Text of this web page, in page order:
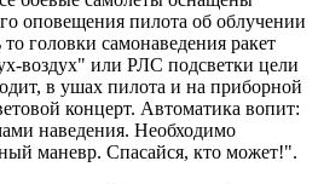
оповещения пилота об облучении
головки самонаведения ракет
воздух" или РЛС подсветки цели
в ушах пилота и на приборной
концерт. Автоматика вопит:
наведения. Необходимо
маневр. Спасайся, кто может!".